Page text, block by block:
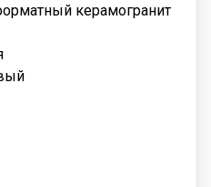
керамогранит